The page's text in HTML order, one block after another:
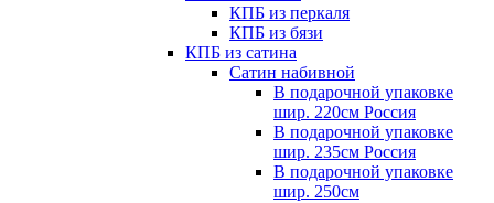
КПБ из перкаля
КПБ из бязи
КПБ из сатина
Сатин набивной
В подарочной упаковке
шир. 220см Россия
В подарочной упаковке
шир. 235см Россия
В подарочной упаковке
шир. 250см